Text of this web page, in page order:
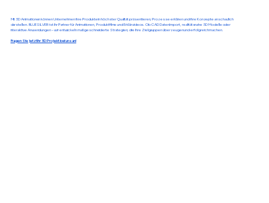
Mit 3D Animationen können Unternehmen ihre Produkte in höchster Qualität präsentieren, Prozesse erklären und ihre Konzepte anschaulich
darstellen. BLUE SILVER ist Ihr Partner für Animationen, Produktfilme und Erklärvideos. Ob CAD Daten Import, realitätsnahe 3D Modelle oder
interaktive Anwendungen – wir entwickeln maßgeschneiderte Strategien, die Ihre Zielgruppen überzeugen und erfolgreich machen.
Fragen Sie jetzt Ihr 3D Projekt bei uns an!